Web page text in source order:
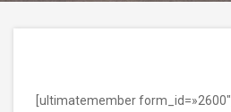
[ultimatemember form_id=»2600″]